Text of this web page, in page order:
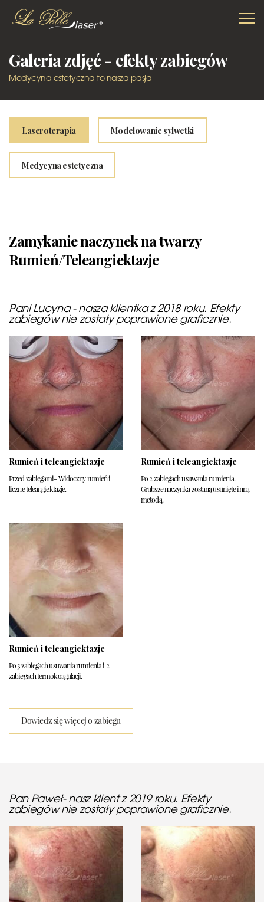
Galeria zdjęć - efekty zabiegów
Medycyna estetyczna to nasza pasja
Laseroterapia Modelowanie sylwetki
Medycyna estetyczna
Zamykanie naczynek na twarzy
Rumień/Teleangiektazje
Pani Lucyna - nasza klientka z 2018 roku. Efekty
zabiegów nie zostały poprawione graficznie.
Rumień i teleangiektazje
Przed zabiegami- Widoczny rumień i
liczne teleangiektazje.
Rumień i teleangiektazje
Po 2 zabiegach usuwania rumienia.
Grubsze naczynka zostaną usunięte inną
metodą.
Rumień i teleangiektazje
Po 3 zabiegach usuwania rumienia i 2
zabiegach termokoagulacji.
Dowiedz się więcej o zabiegu
Pan Paweł- nasz klient z 2019 roku. Efekty
zabiegów nie zostały poprawione graficznie.